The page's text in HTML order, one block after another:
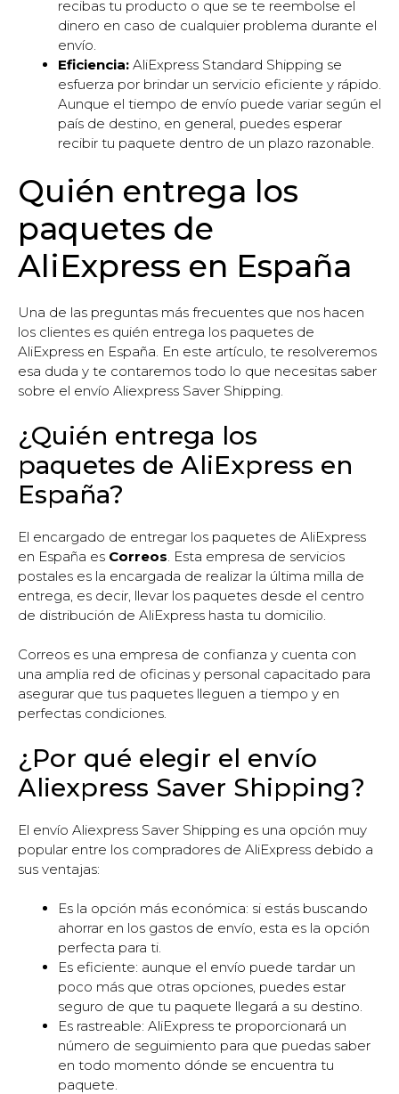
recibas tu producto o que se te reembolse el
dinero en caso de cualquier problema durante el
envío.
Eficiencia: AliExpress Standard Shipping se
esfuerza por brindar un servicio eficiente y rápido.
Aunque el tiempo de envío puede variar según el
país de destino, en general, puedes esperar
recibir tu paquete dentro de un plazo razonable.
Quién entrega los
paquetes de
AliExpress en España
Una de las preguntas más frecuentes que nos hacen
los clientes es quién entrega los paquetes de
AliExpress en España. En este artículo, te resolveremos
esa duda y te contaremos todo lo que necesitas saber
sobre el envío Aliexpress Saver Shipping.
¿Quién entrega los
paquetes de AliExpress en
España?
El encargado de entregar los paquetes de AliExpress
en España es Correos . Esta empresa de servicios
postales es la encargada de realizar la última milla de
entrega, es decir, llevar los paquetes desde el centro
de distribución de AliExpress hasta tu domicilio.
Correos es una empresa de confianza y cuenta con
una amplia red de oficinas y personal capacitado para
asegurar que tus paquetes lleguen a tiempo y en
perfectas condiciones.
¿Por qué elegir el envío
Aliexpress Saver Shipping?
El envío Aliexpress Saver Shipping es una opción muy
popular entre los compradores de AliExpress debido a
sus ventajas:
Es la opción más económica: si estás buscando
ahorrar en los gastos de envío, esta es la opción
perfecta para ti.
Es eficiente: aunque el envío puede tardar un
poco más que otras opciones, puedes estar
seguro de que tu paquete llegará a su destino.
Es rastreable: AliExpress te proporcionará un
número de seguimiento para que puedas saber
en todo momento dónde se encuentra tu
paquete.